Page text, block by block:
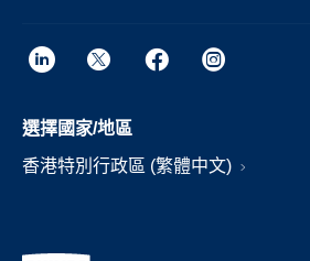
選擇國家/地區
香港特別行政區 (繁體中文)